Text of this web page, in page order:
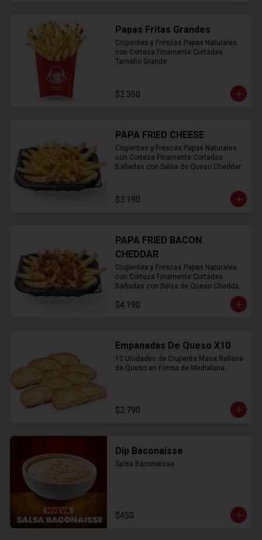
Papas Fritas Grandes
Crujientes y Frescas Papas Naturales
con Corteza Finamente Cortadas
Tamaño Grande.
$2.350
PAPA FRIED CHEESE
Crujientes y Frescas Papas Naturales
con Corteza Finamente Cortadas
Bañadas con Salsa de Queso Cheddar
$3.190
PAPA FRIED BACON
CHEDDAR
Crujientes y Frescas Papas Naturales
con Corteza Finamente Cortadas
Bañadas con Salsa de Queso Cheddar
$4.190
Empanadas De Queso X10
10 Unidades de Crujiente Masa Rellena
de Queso en Forma de Medialuna.
$2.790
Dip Baconaisse
Salsa Baconaisse
$450